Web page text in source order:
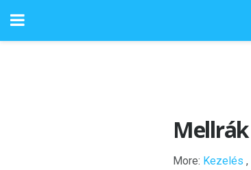
Mellrák
More: Kezelés ,